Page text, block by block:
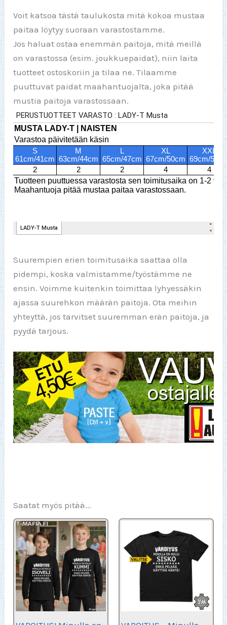
Voit katsoa tästä taulukosta mitä kokoa mustaa
paitaa löytyy suoraan varastostamme.
Jos haluat ostaa enemmän paitoja, mitä meillä
on varastossa (esim. joukkuepaidat), niin laita
tuotteet ostoskoriin ja tilaa ne. Tilaamme
puuttuvat paidat maahantuojalta, joka pitää
mustia paitoja varastossaan.
Suurempien erien toimitusaika saattaa olla
pidempi, koska valmistamme/työstämme ne
ensin. Voimme kuitenkin toimittaa lyhyessäkin
ajassa suurehkon määrän paitoja. Ota meihin
yhteyttä, jos tarvitset suuremman erän paitoja, ja
pyydä tarjous.
Saatat myös pitää...